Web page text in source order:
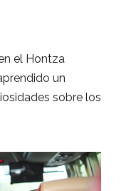
el Hontza
un
sobre los